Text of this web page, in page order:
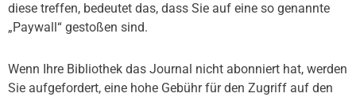
diese treffen, bedeutet das, dass Sie auf eine so genannte
„Paywall“ gestoßen sind.
Wenn Ihre Bibliothek das Journal nicht abonniert hat, werden
Sie aufgefordert, eine hohe Gebühr für den Zugriff auf den